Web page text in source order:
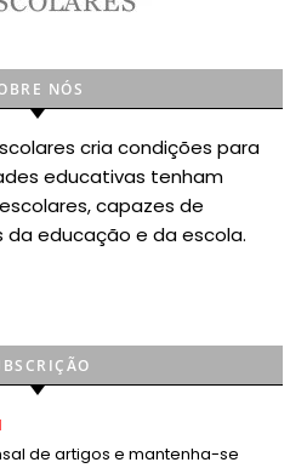
NÓS
cria condições para
educativas tenham
capazes de
educação e da escola.
de artigos e mantenha-se